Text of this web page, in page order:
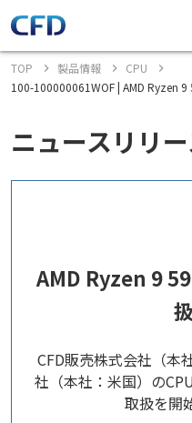
TOP 製品情報
CPU
100-100000061WOF | AMD Ryzen 9
ニュースリリ
AMD Ryzen 9
CFD販売株式会社（本
社（本社：米国）の
取扱を開